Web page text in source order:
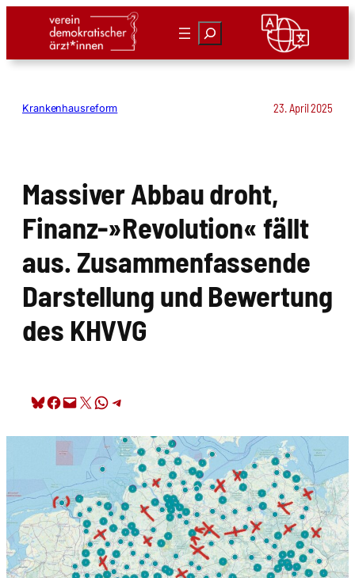
springen
Suchen
Krankenhausreform 23. April 2025
Mas­si­ver Abbau droht,
Finanz-»Revolution« fällt
aus. Zusam­men­fas­sen­de
Dar­stel­lung und Bewer­tung
des KHVVG
Share on Bluesky Share on Facebook Email this Page Share on X Share on WhatsApp Share on Telegram